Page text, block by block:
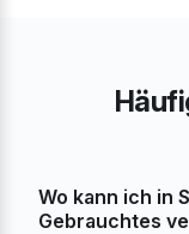
Wo kann ich in
Gebrauchtes